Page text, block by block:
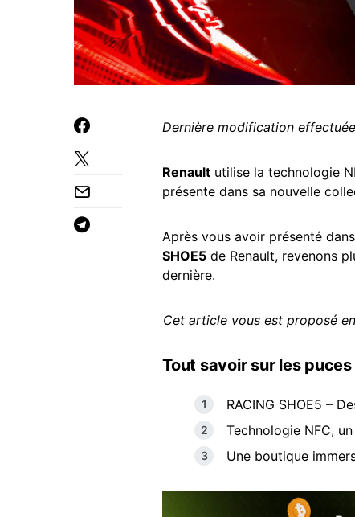
Dernière modification
Renault utilise la technologie
présente dans sa nouvelle
Après vous avoir présenté
SHOE5 de Renault, revenons
dernière.
Cet article vous est proposé
Tout savoir sur les puces
RACING SHOE5 –
Technologie NFC,
Une boutique